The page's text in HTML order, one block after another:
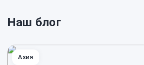
Наш блог
Азия